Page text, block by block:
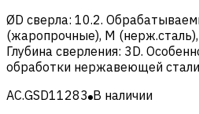
ØD сверла: 10.2.
(жаропрочные), M
Глубина сверления: 3D.
обработки нержавеющей стали
AC.GSD11283 В наличии